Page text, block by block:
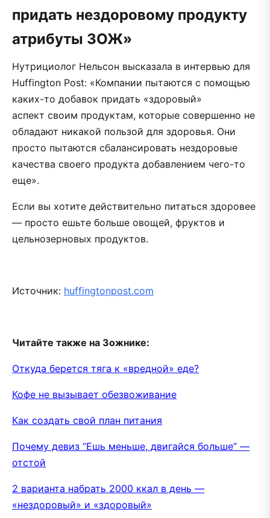
придать нездоровому продукту
атрибуты ЗОЖ»
Нутрициолог Нельсон высказала в интервью для
Huffington Post: «Компании пытаются с помощью
каких-то добавок придать «здоровый»
аспект своим продуктам, которые совершенно не
обладают никакой пользой для здоровья. Они
просто пытаются сбалансировать нездоровые
качества своего продукта добавлением чего-то
еще».
Если вы хотите действительно питаться здоровее
— просто ешьте больше овощей, фруктов и
цельнозерновых продуктов.
Источник: huffingtonpost.com
Читайте также на Зожнике:
Откуда берется тяга к «вредной» еде?
Кофе не вызывает обезвоживание
Как создать свой план питания
Почему девиз “Ешь меньше, двигайся больше” —
отстой
2 варианта набрать 2000 ккал в день —
«нездоровый» и «здоровый»